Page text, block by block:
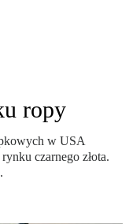
ropy
w USA
czarnego złota.